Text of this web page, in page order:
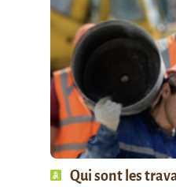
Qui sont les